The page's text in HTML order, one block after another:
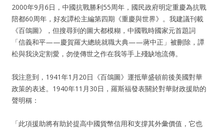
2000年9月6日，中國抗戰勝利55周年，國民政府明定重慶為抗戰
陪都60周年，好友譚松主編第四期《重慶與世界》。我建議刊載
《百鴿圖》，但搜尋到的圖大都模糊，中國戰時國家元首題詞
「信義和平——慶賀羅大總統就職大典——蔣中正」被刪除，譚
松與我決定割愛，勿使傳世之作在我等手上殘缺地流傳。
我注意到，1941年1月20日《百鴿圖》運抵華盛頓前後美國對華
政策的表述。1940年11月30日，羅斯福發表關於對華財政援助的
聲明稱：
「此項援助將有助於提高中國貨幣信用和支撐其外彙價值，它也